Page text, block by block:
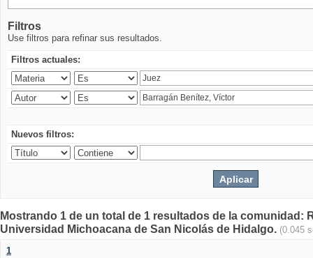
Filtros
Use filtros para refinar sus resultados.
Filtros actuales:
Nuevos filtros:
Mostrando 1 de un total de 1 resultados de la comunidad:
Universidad Michoacana de San Nicolás de Hidalgo. (0.045
1